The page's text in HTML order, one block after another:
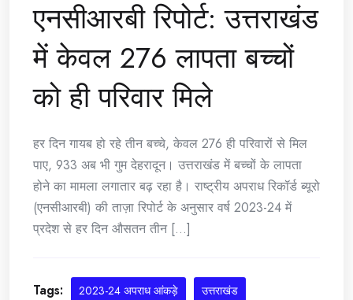
एनसीआरबी रिपोर्ट: उत्तराखंड
में केवल 276 लापता बच्चों
को ही परिवार मिले
हर दिन गायब हो रहे तीन बच्चे, केवल 276 ही परिवारों से मिल
पाए, 933 अब भी गुम देहरादून। उत्तराखंड में बच्चों के लापता
होने का मामला लगातार बढ़ रहा है। राष्ट्रीय अपराध रिकॉर्ड ब्यूरो
(एनसीआरबी) की ताज़ा रिपोर्ट के अनुसार वर्ष 2023-24 में
प्रदेश से हर दिन औसतन तीन [...]
Tags: 2023-24 अपराध आंकड़े उत्तराखंड